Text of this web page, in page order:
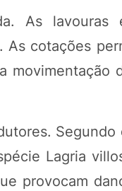
As lavouras
cotações
movimentação
Segundo
Lagria
provocam